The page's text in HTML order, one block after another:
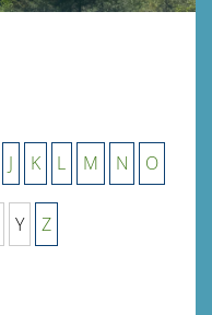
J K L M N O
Y Z